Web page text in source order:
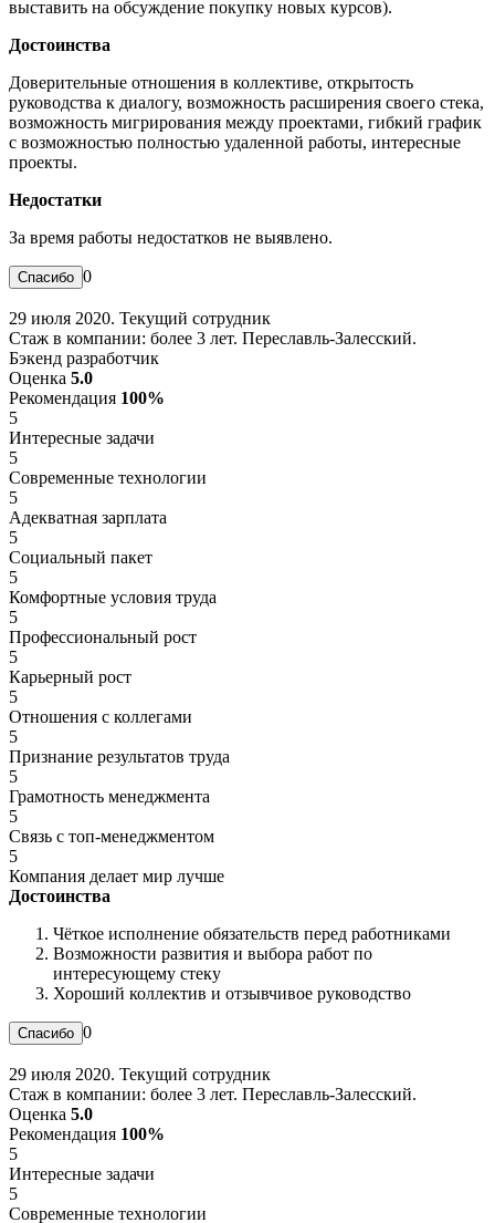
выставить на обсуждение покупку новых курсов).
Достоинства
Доверительные отношения в коллективе, открытость
руководства к диалогу, возможность расширения своего стека,
возможность мигрирования между проектами, гибкий график
с возможностью полностью удаленной работы, интересные
проекты.
Недостатки
За время работы недостатков не выявлено.
0
29 июля 2020. Текущий сотрудник
Стаж в компании: более 3 лет. Переславль-Залесский.
Бэкенд разработчик
Оценка 5.0
Рекомендация 100%
5
Интересные задачи
5
Современные технологии
5
Адекватная зарплата
5
Социальный пакет
5
Комфортные условия труда
5
Профессиональный рост
5
Карьерный рост
5
Отношения с коллегами
5
Признание результатов труда
5
Грамотность менеджмента
5
Связь с топ-менеджментом
5
Компания делает мир лучше
Достоинства
Чёткое исполнение обязательств перед работниками
Возможности развития и выбора работ по
интересующему стеку
Хороший коллектив и отзывчивое руководство
0
29 июля 2020. Текущий сотрудник
Стаж в компании: более 3 лет. Переславль-Залесский.
Оценка 5.0
Рекомендация 100%
5
Интересные задачи
5
Современные технологии